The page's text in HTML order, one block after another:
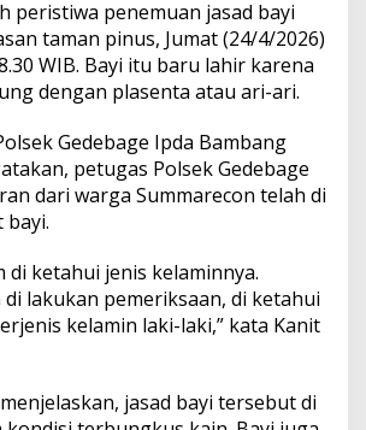
a
y
i
B
a
u
L
a
h
D
t
e
k
a
peristiwa penemuan jasad bayi
taman pinus, Jumat (24/4/2026)
WIB. Bayi itu baru lahir karena
dengan plasenta atau ari-ari.
Gedebage Ipda Bambang
petugas Polsek Gedebage
dari warga Summarecon telah di
bayi.
di ketahui jenis kelaminnya.
lakukan pemeriksaan, di ketahui
kelamin laki-laki,” kata Kanit
jasad bayi tersebut di